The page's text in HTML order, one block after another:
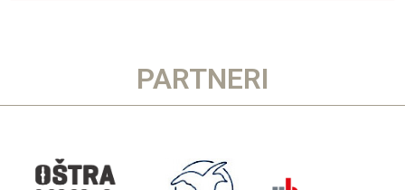
PARTNERI